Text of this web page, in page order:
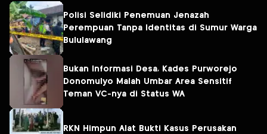
Polisi Selidiki Penemuan Jenazah
Perempuan Tanpa Identitas di Sumur Warga
Bululawang
Bukan Informasi Desa, Kades Purworejo
Donomulyo Malah Umbar Area Sensitif
Teman VC-nya di Status WA
RKN Himpun Alat Bukti Kasus Perusakan